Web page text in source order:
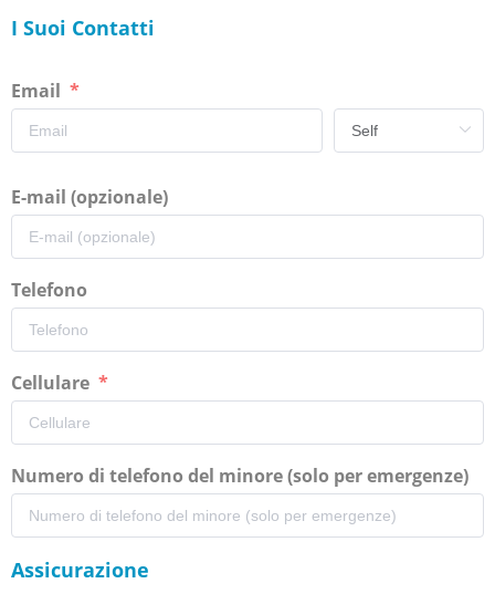
I Suoi Contatti
Email
E-mail (opzionale)
Telefono
Cellulare
Numero di telefono del minore (solo per emergenze)
Assicurazione